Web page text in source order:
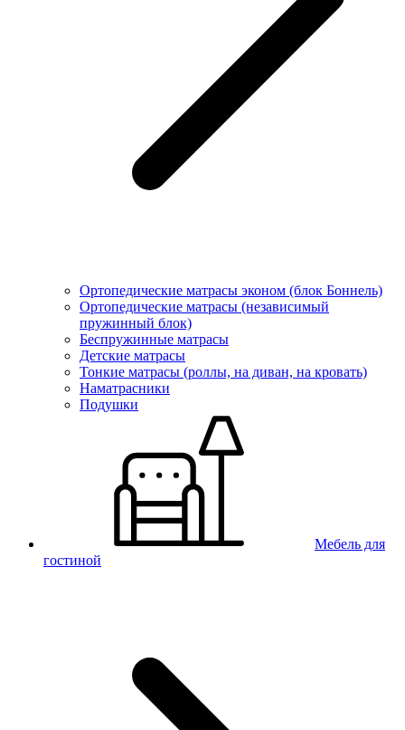
Ортопедические матрасы эконом (блок Боннель)
Ортопедические матрасы (независимый
пружинный блок)
Беcпружинные матрасы
Детские матрасы
Тонкие матрасы (роллы, на диван, на кровать)
Наматрасники
Подушки
Мебель для
гостиной